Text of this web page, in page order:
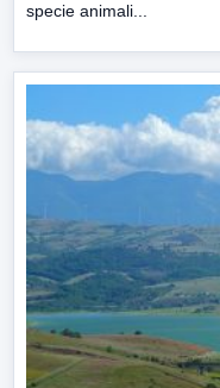
specie animali...